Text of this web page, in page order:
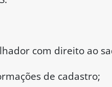
com direito ao
de cadastro;